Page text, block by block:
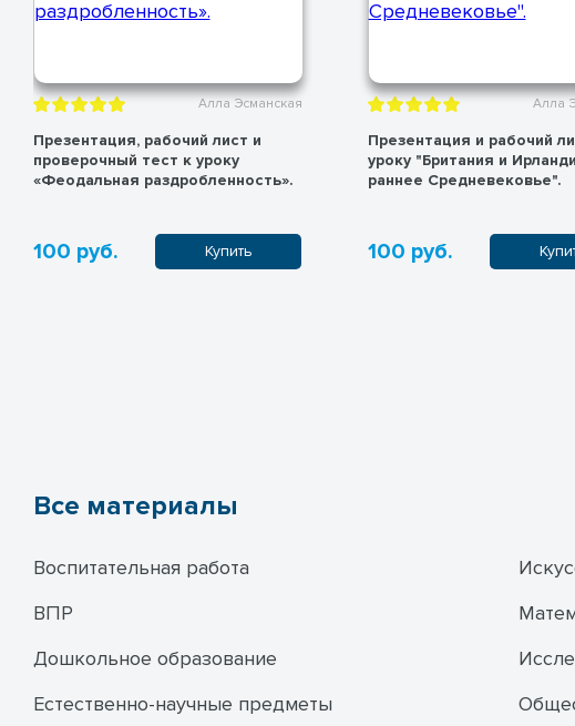
Алла Эсманская
Презентация, рабочий лист и
проверочный тест к уроку
«Феодальная раздробленность».
100 руб. Купить
Алла
Презентация и рабочий
уроку "Британия и
раннее Средневековье".​
100 руб.
Все материалы
Воспитательная работа
ВПР
Дошкольное образование
Естественно-научные предметы